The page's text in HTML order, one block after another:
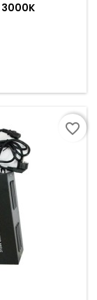
3000K
favorite_border